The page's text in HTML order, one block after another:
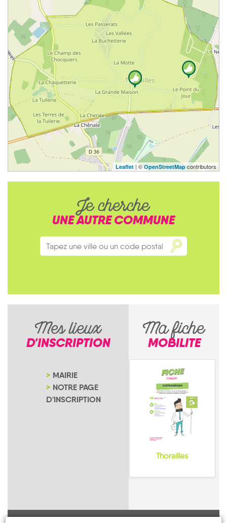
Leaflet | © OpenStreetMap contributors
Je cherche
UNE AUTRE COMMUNE
Mes lieux
D'INSCRIPTION
MAIRIE
NOTRE PAGE
D'INSCRIPTION
Ma fiche
MOBILITE
Thorailles